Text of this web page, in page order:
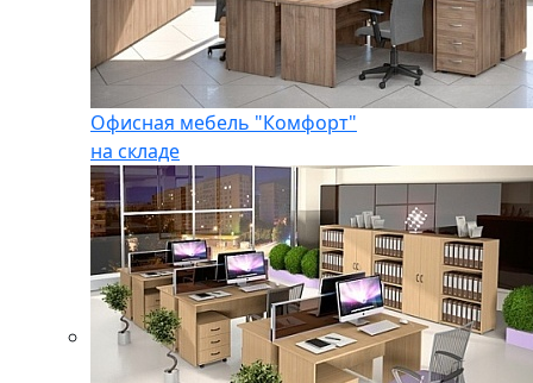
Офисная мебель "Комфорт"
на складе